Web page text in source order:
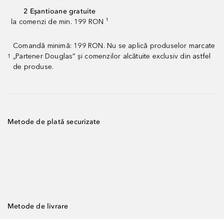
2 Eșantioane gratuite
la comenzi de min. 199 RON ¹
1
Comandă minimă: 199 RON. Nu se aplică produselor marcate
„Partener Douglas” și comenzilor alcătuite exclusiv din astfel
de produse.
Metode de plată securizate
Metode de livrare